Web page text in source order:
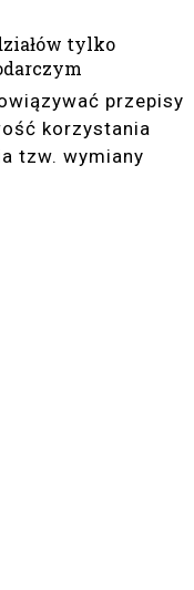
tylko
przepisy
korzystania
tzw. wymiany